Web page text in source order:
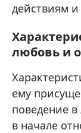
действиям и
любовь и
ему
поведение
в начале